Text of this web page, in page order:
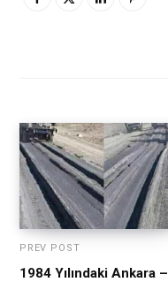
PREV POST
1984 Yılındaki Ankara –